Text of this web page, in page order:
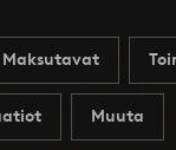
Maksutavat
Muuta